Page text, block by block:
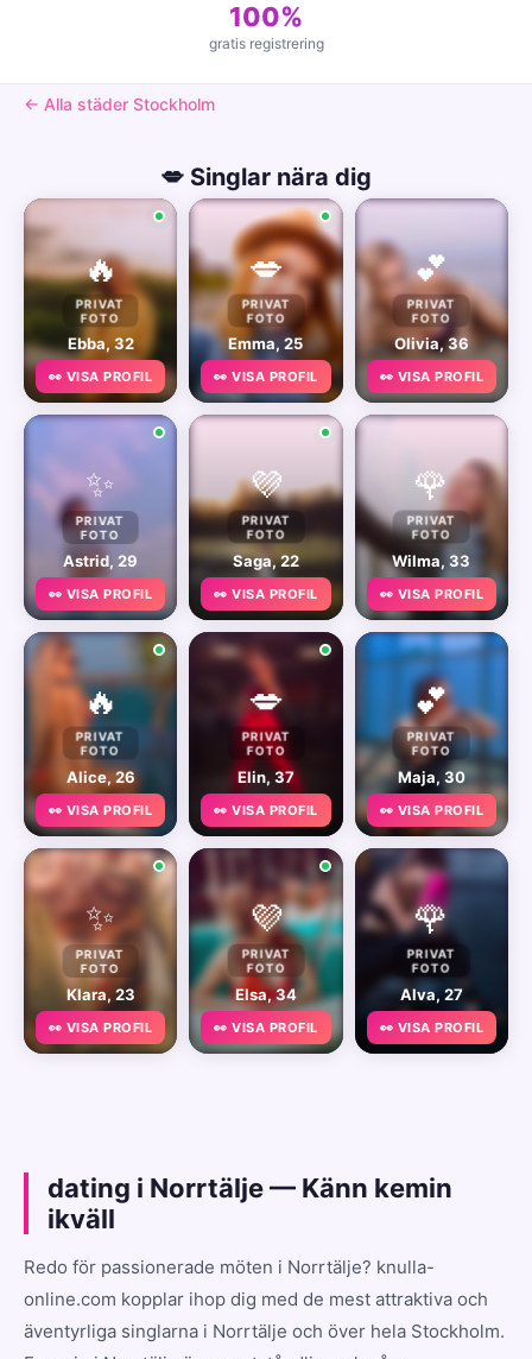
100%
gratis registrering
← Alla städer Stockholm
💋 Singlar nära dig
🔥
PRIVAT
FOTO
Ebba, 32
👀 VISA PROFIL
💋
PRIVAT
FOTO
Emma, 25
👀 VISA PROFIL
💕
PRIVAT
FOTO
Olivia, 36
👀 VISA PROFIL
✨
PRIVAT
FOTO
Astrid, 29
👀 VISA PROFIL
💜
PRIVAT
FOTO
Saga, 22
👀 VISA PROFIL
🌹
PRIVAT
FOTO
Wilma, 33
👀 VISA PROFIL
🔥
PRIVAT
FOTO
Alice, 26
👀 VISA PROFIL
💋
PRIVAT
FOTO
Elin, 37
👀 VISA PROFIL
💕
PRIVAT
FOTO
Maja, 30
👀 VISA PROFIL
✨
PRIVAT
FOTO
Klara, 23
👀 VISA PROFIL
💜
PRIVAT
FOTO
Elsa, 34
👀 VISA PROFIL
🌹
PRIVAT
FOTO
Alva, 27
👀 VISA PROFIL
dating i Norrtälje — Känn kemin
ikväll
Redo för passionerade möten i Norrtälje? knulla-
online.com kopplar ihop dig med de mest attraktiva och
äventyrliga singlarna i Norrtälje och över hela Stockholm.